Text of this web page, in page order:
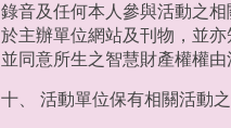
錄音及任何本人參與活動之
於主辦單位網站及刊物，並
並同意所生之智慧財產權權由
十、 活動單位保有相關活動